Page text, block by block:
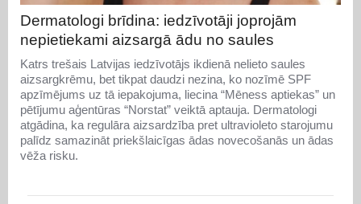
Dermatologi brīdina: iedzīvotāji joprojām
nepietiekami aizsargā ādu no saules
Katrs trešais Latvijas iedzīvotājs ikdienā nelieto saules
aizsargkrēmu, bet tikpat daudzi nezina, ko nozīmē SPF
apzīmējums uz tā iepakojuma, liecina “Mēness aptiekas” un
pētījumu aģentūras “Norstat” veiktā aptauja. Dermatologi
atgādina, ka regulāra aizsardzība pret ultravioleto starojumu
palīdz samazināt priekšlaicīgas ādas novecošanās un ādas
vēža risku.